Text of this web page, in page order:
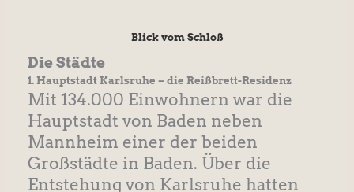
Blick vom Schloß
Die Städte
1. Hauptstadt Karlsruhe – die Reißbrett-Residenz
Mit 134.000 Einwohnern war die
Hauptstadt von Baden neben
Mannheim einer der beiden
Großstädte in Baden. Über die
Entstehung von Karlsruhe hatten